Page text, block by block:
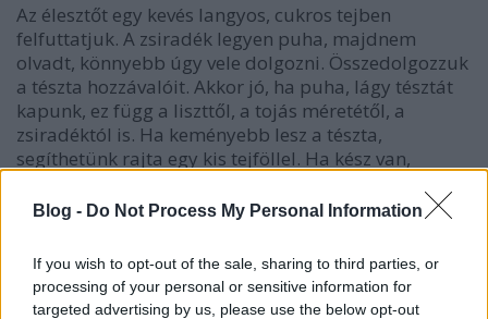
Blog - Do Not Process My Personal Information
If you wish to opt-out of the sale, sharing to third parties, or
processing of your personal or sensitive information for
targeted advertising by us, please use the below opt-out
Az élesztőt egy kevés langyos, cukros tejben
felfuttatjuk. A zsiradék legyen puha, majdnem
olvadt, könnyebb úgy vele dolgozni. Összedolgozzuk
a tészta hozzávalóit. Akkor jó, ha puha, lágy tésztát
kapunk, ez függ a liszttől, a tojás méretétől, a
zsiradéktól is. Ha keményebb lesz a tészta,
segíthetünk rajta egy kis tejföllel. Ha kész van,